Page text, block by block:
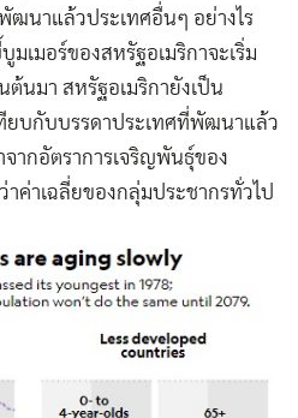
ฒนาแล้วประเทศอื่นๆ อย่างไร
เมอร์ของสหรัฐอเมริกาจะเริ่ม
ต้นมา สหรัฐอเมริกายังเป็น
ทียบกับบรรดาประเทศที่พัฒนาแล้ว
ากอัตราการเจริญพันธุ์ของ
ค่าเฉลี่ยของกลุ่มประชากรทั่วไป